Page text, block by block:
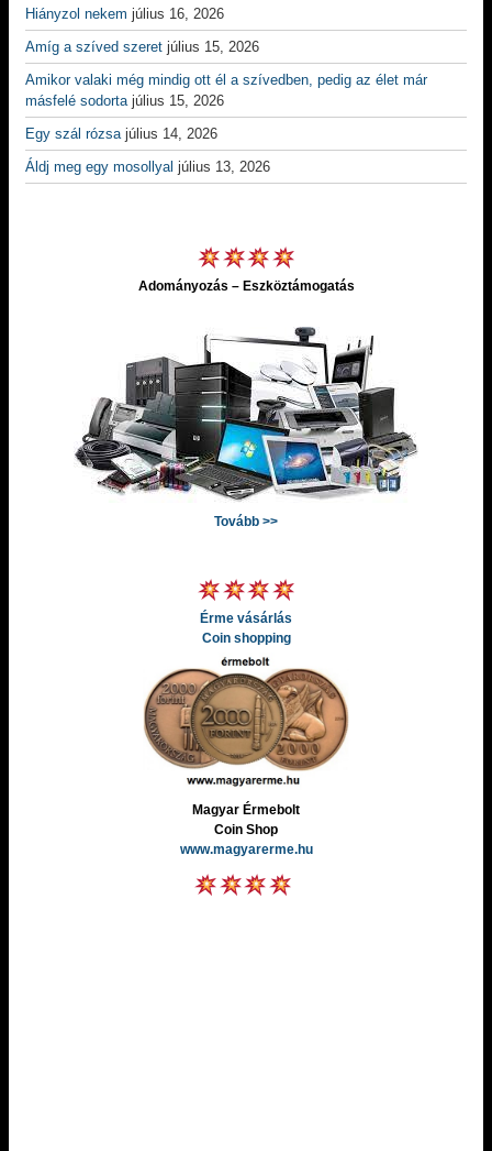
Hiányzol nekem július 16, 2026
Amíg a szíved szeret július 15, 2026
Amikor valaki még mindig ott él a szívedben, pedig az élet már
másfelé sodorta július 15, 2026
Egy szál rózsa július 14, 2026
Áldj meg egy mosollyal július 13, 2026
Adományozás – Eszköztámogatás
Tovább >>
Érme vásárlás
Coin shopping
Magyar Érmebolt
Coin Shop
www.magyarerme.hu